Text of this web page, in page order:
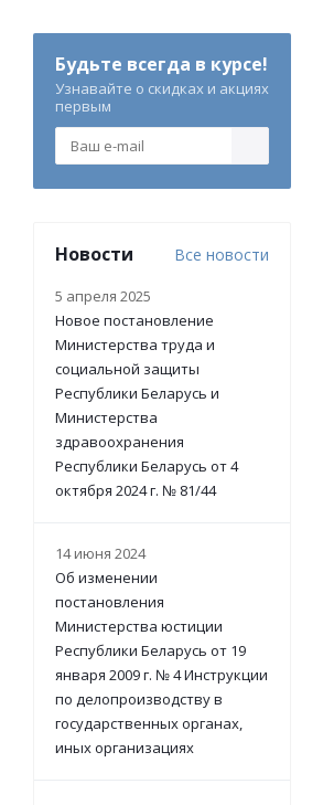
Будьте всегда в курсе!
Узнавайте о скидках и акциях
первым
Новости Все новости
5 апреля 2025
Новое постановление
Министерства труда и
социальной защиты
Республики Беларусь и
Министерства
здравоохранения
Республики Беларусь от 4
октября 2024 г. № 81/44
14 июня 2024
Об изменении
постановления
Министерства юстиции
Республики Беларусь от 19
января 2009 г. № 4 Инструкции
по делопроизводству в
государственных органах,
иных организациях